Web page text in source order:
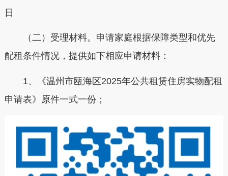
日
（二）受理材料。 申请家庭根据保障类型和优先
配租条件情况，提供如下相应申请材料：
1、《温州市瓯海区2025年公共租赁住房实物配租
申请表》原件一式一份；